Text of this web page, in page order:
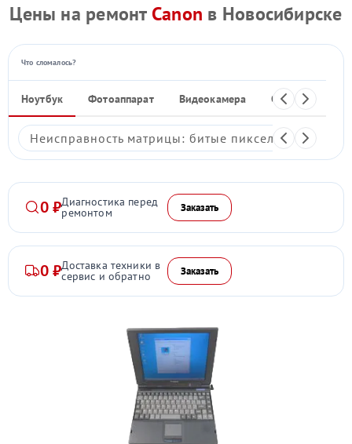
Цены на ремонт Canon в Новосибирске
Что сломалось?
Ноутбук Фотоаппарат Видеокамера Объектив
Неисправность матрицы: битые пиксели,
0 ₽Диагностика перед
ремонтом Заказать
0 ₽Доставка техники в
сервис и обратно Заказать